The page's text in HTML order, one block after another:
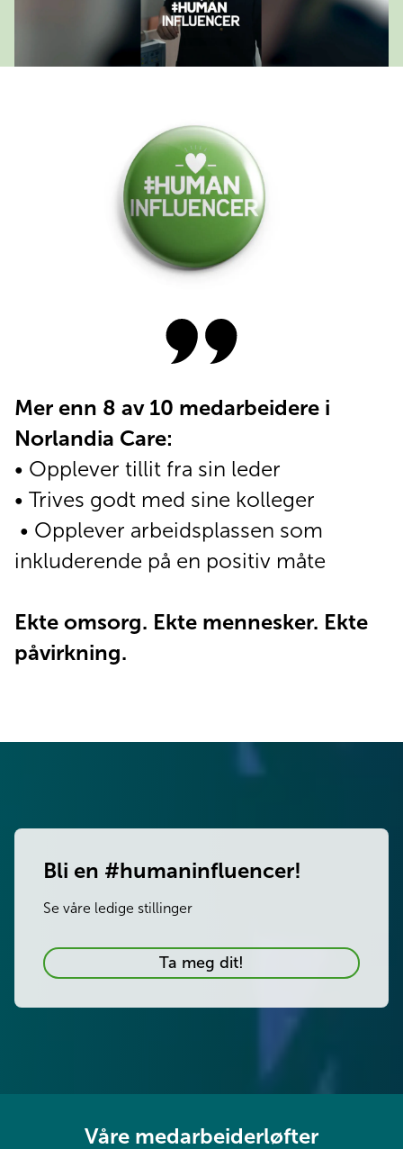
Mer enn 8 av 10 medarbeidere i
Norlandia Care:
• Opplever tillit fra sin leder
• Trives godt med sine kolleger
• Opplever arbeidsplassen som
inkluderende på en positiv måte
Ekte omsorg. Ekte mennesker. Ekte
påvirkning.
Bli en #humaninfluencer!
Se våre ledige stillinger
Bli
#humaninfluencer!
Ta meg dit!
Våre medarbeiderløfter